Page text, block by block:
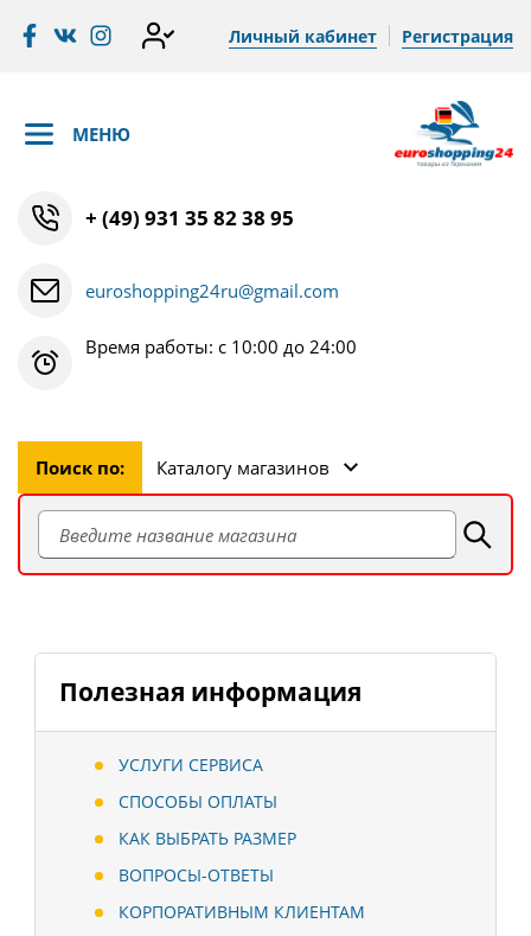
Личный кабинет Регистрация
МЕНЮ
+ (49) 931 35 82 38 95
euroshopping24ru@gmail.com
Время работы: с 10:00 до 24:00
Поиск по: Каталогу магазинов
Полезная информация
УСЛУГИ СЕРВИСА
СПОСОБЫ ОПЛАТЫ
КАК ВЫБРАТЬ РАЗМЕР
ВОПРОСЫ-ОТВЕТЫ
КОРПОРАТИВНЫМ КЛИЕНТАМ